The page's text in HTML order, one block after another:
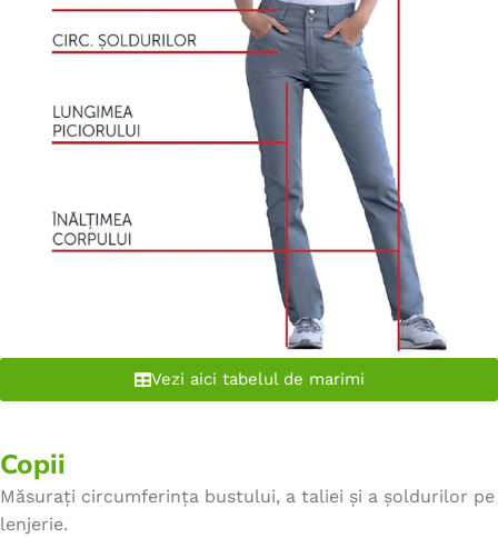
Vezi aici tabelul de marimi
Copii
Măsurați circumferința bustului, a taliei și a șoldurilor pe
lenjerie.